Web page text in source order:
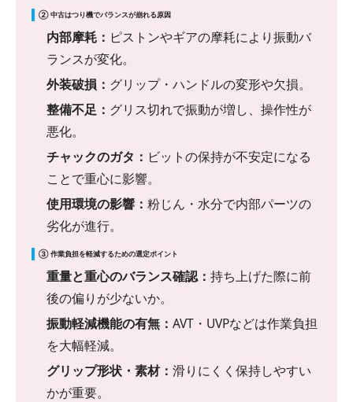
② 中古はつり機でバランスが崩れる原因
内部摩耗： ピストンやギアの摩耗により振動バ
ランスが変化。
外装破損： グリップ・ハンドルの変形や欠損。
整備不足： グリス切れで振動が増し、操作性が
悪化。
チャックのガタ： ビットの保持が不安定になる
ことで重心に影響。
使用環境の影響： 粉じん・水分で内部パーツの
劣化が進行。
③ 作業負担を軽減するための選定ポイント
重量と重心のバランス確認： 持ち上げた際に前
後の偏りが少ないか。
振動軽減機能の有無： AVT・UVPなどは作業負担
を大幅軽減。
グリップ形状・素材： 滑りにくく保持しやすい
かが重要。